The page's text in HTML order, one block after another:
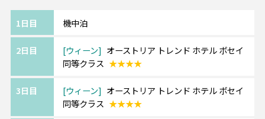
古来より東西交通の要衝として栄え、
家を中心として栄華を極めました。
リンク(環状道路)の内側に見所が集中してい
《パリ/Paris》━━・・
1日目 機中泊
2日目 ウィーン
オーストリア トレンド ホテル ボセイ
同等クラス ★★★★
3日目 ウィーン
オーストリア トレンド ホテル ボセイ
同等クラス ★★★★